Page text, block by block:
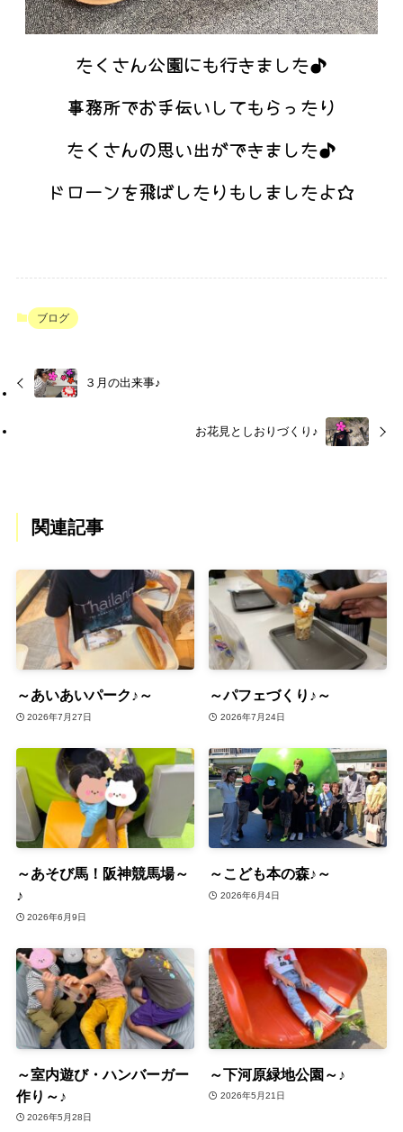
たくさん公園にも行きました♪
事務所でお手伝いしてもらったり
たくさんの思い出ができました♪
ドローンを飛ばしたりもしましたよ☆
ブログ
３月の出来事♪
お花見としおりづくり♪
関連記事
～あいあいパーク♪～
2026年7月27日
～パフェづくり♪～
2026年7月24日
～あそび馬！阪神競馬場～
♪
2026年6月9日
～こども本の森♪～
2026年6月4日
～室内遊び・ハンバーガー
作り～♪
2026年5月28日
～下河原緑地公園～♪
2026年5月21日